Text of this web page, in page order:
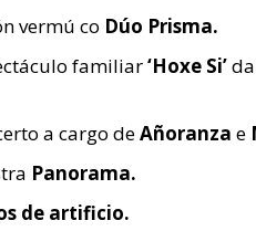
vermú co Dúo Prisma.
familiar‘Hoxe Si’da
a cargo deAñoranza e
Panorama.
de artificio.